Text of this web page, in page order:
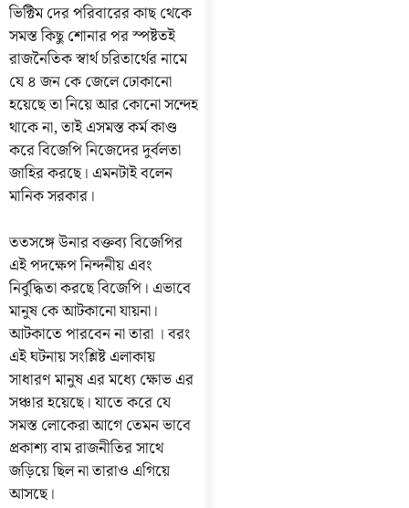
ভিক্টিম দের পরিবারের কাছ থেকে
সমস্ত কিছু শোনার পর স্পষ্টতই
রাজনৈতিক স্বার্থ চরিতার্থের নামে
যে ৪ জন কে জেলে ঢোকানো
হয়েছে তা নিয়ে আর কোনো সন্দেহ
থাকে না, তাই এসমস্ত কর্ম কাণ্ড
করে বিজেপি নিজেদের দুর্বলতা
জাহির করছে। এমনটাই বলেন
মানিক সরকার।
ততসঙ্গে উনার বক্তব্য বিজেপির
এই পদক্ষেপ নিন্দনীয় এবং
নির্বুদ্ধিতা করছে বিজেপি। এভাবে
মানুষ কে আটকানো যায়না।
আটকাতে পারবেন না তারা । বরং
এই ঘটনায় সংশ্লিষ্ট এলাকায়
সাধারণ মানুষ এর মধ্যে ক্ষোভ এর
সঞ্চার হয়েছে। যাতে করে যে
সমস্ত লোকেরা আগে তেমন ভাবে
প্রকাশ্য বাম রাজনীতির সাথে
জড়িয়ে ছিল না তারাও এগিয়ে
আসছে।